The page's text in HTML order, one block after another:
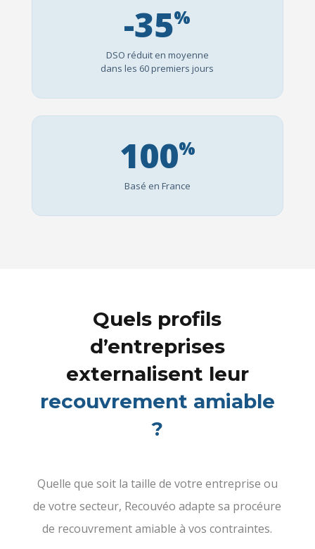
-35%
DSO réduit en moyenne
dans les 60 premiers jours
100%
Basé en France
Quels profils
d’entreprises
externalisent leur
recouvrement amiable
?
Quelle que soit la taille de votre entreprise ou
de votre secteur, Recouvéo adapte sa procéure
de recouvrement amiable à vos contraintes.